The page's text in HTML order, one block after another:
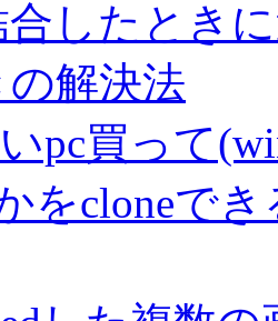
合したとき
解決法
pc買って
をcloneで